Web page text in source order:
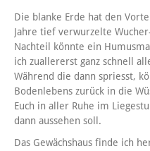
Die blanke Erde hat den
Jahre tief verwurzelte
Nachteil könnte ein
ich zuallererst ganz schnell
Während die dann spriesst,
Bodenlebens zurück in die
Euch in aller Ruhe im
dann aussehen soll.
Das Gewächshaus finde ich